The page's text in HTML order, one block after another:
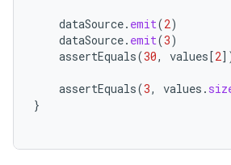
dataSource. emit(2)
dataSource. emit(3)
assertEquals(30, values[2]
assertEquals(3, values .
}